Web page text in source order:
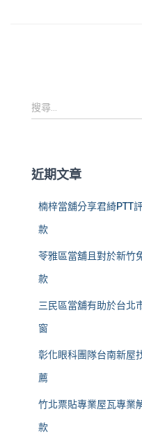
搜
尋
:
搜尋...
近期文章
楠梓當舖分享君綺PTT
款
苓雅區當舖且對於新竹
款
三民區當舖有助於台北
窗
彰化眼科團隊台南新屋
薦
竹北票貼專業屋瓦專業
款